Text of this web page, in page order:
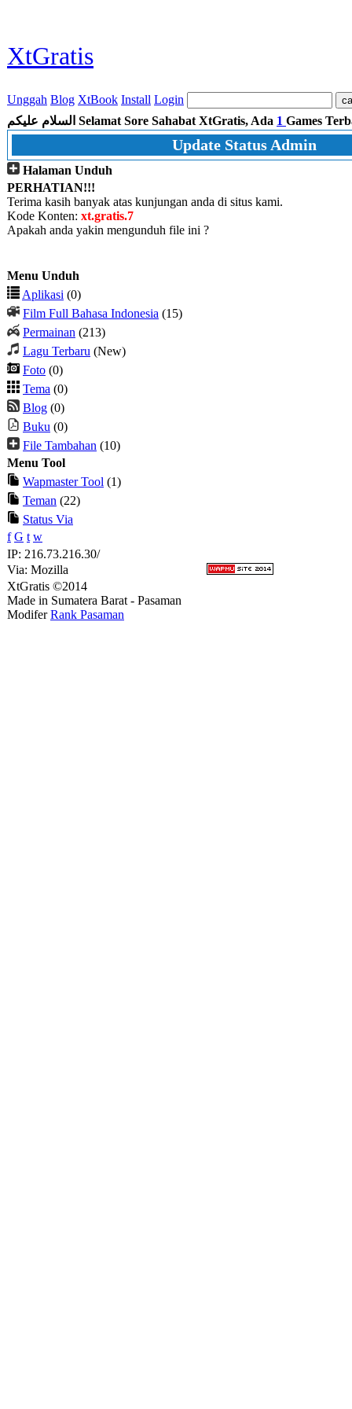
XtGratis
Unggah Blog XtBook Install Login
Selamat Sore Sahabat XtGratis, Ada 1 Games
Update Status Admin
Halaman Unduh
PERHATIAN!!!
Terima kasih banyak atas kunjungan anda di situs kami.
Kode Konten: xt.gratis.7
Apakah anda yakin mengunduh file ini ?
Menu Unduh
Aplikasi (0)
Film Full Bahasa Indonesia (15)
Permainan (213)
Lagu Terbaru (New)
Foto (0)
Tema (0)
Blog (0)
Buku (0)
File Tambahan (10)
Menu Tool
Wapmaster Tool (1)
Teman (22)
Status Via
f G t w
IP: 216.73.216.30/
Via: Mozilla
XtGratis ©2014
Made in Sumatera Barat - Pasaman
ModiferRank Pasaman